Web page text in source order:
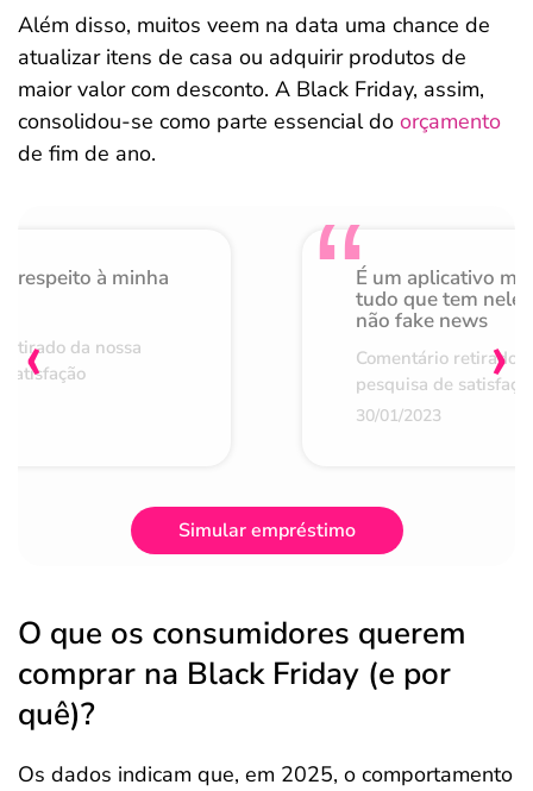
Além disso, muitos veem na data uma chance de
atualizar itens de casa ou adquirir produtos de
maior valor com desconto. A Black Friday, assim,
consolidou-se como parte essencial do orçamento
de fim de ano.
respeito à minha
da nossa
É um aplicativo
tudo que tem nele
não fake news
Comentário retirado
pesquisa de
30/01/2023
‹ ›
Simular empréstimo
O que os consumidores querem
comprar na Black Friday (e por
quê)?
Os dados indicam que, em 2025, o comportamento